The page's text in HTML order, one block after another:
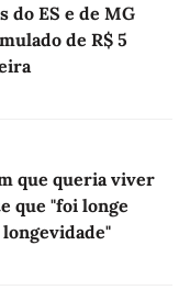
do ES e de MG
de R$ 5
que queria viver
que "foi longe